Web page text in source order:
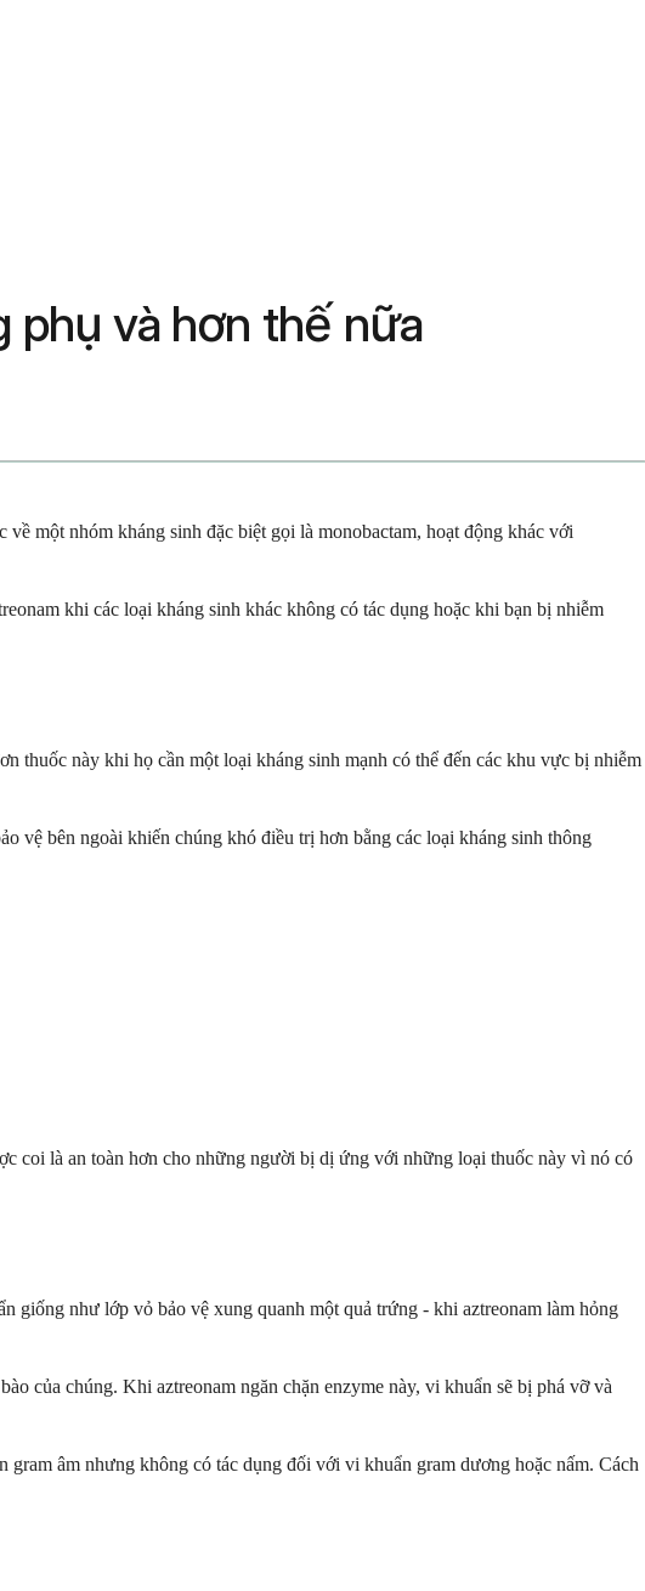
phụ và hơn thế nữa
một nhóm kháng sinh đặc biệt gọi là monobactam, hoạt động khác với
khi các loại kháng sinh khác không có tác dụng hoặc khi bạn bị nhiễm
thuốc này khi họ cần một loại kháng sinh mạnh có thể đến các khu vực bị nhiễm
vệ bên ngoài khiến chúng khó điều trị hơn bằng các loại kháng sinh thông
coi là an toàn hơn cho những người bị dị ứng với những loại thuốc này vì nó có
giống như lớp vỏ bảo vệ xung quanh một quả trứng - khi aztreonam làm hỏng
của chúng. Khi aztreonam ngăn chặn enzyme này, vi khuẩn sẽ bị phá vỡ và
âm nhưng không có tác dụng đối với vi khuẩn gram dương hoặc nấm. Cách